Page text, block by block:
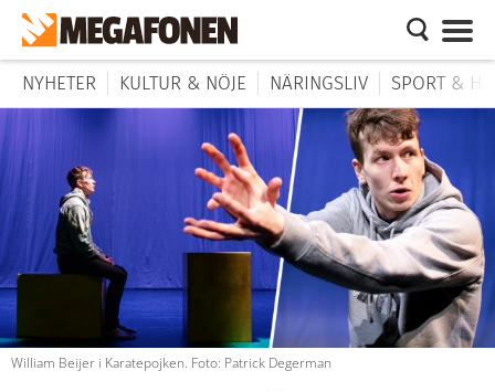
NYHETER KULTUR & NÖJE NÄRINGSLIV SPORT &
William Beijer i Karatepojken. Foto: Patrick Degerman